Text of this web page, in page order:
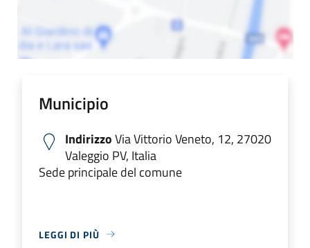
Municipio
IndirizzoVia Vittorio Veneto, 12, 27020
Valeggio PV, Italia
Sede principale del comune
LEGGI DI PIÙ